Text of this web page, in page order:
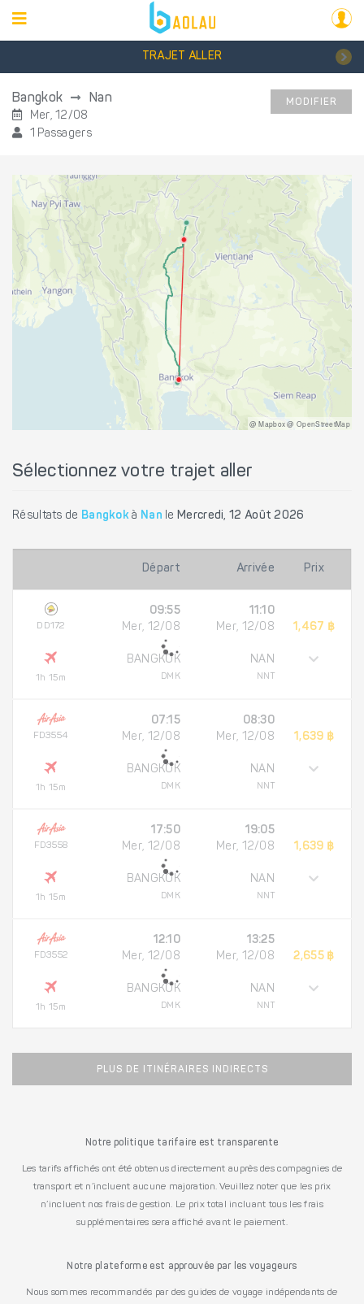
TRAJET ALLER
Bangkok Nan
Mer, 12/08
1 Passagers
MODIFIER
@ Mapbox @ OpenStreetMap
Sélectionnez votre trajet aller
Résultats de Bangkok à Nan le Mercredi, 12 Août 2026
Départ Arrivée Prix
DD172
1h 15m
09:55
Mer, 12/08
BANGKOK
DMK
11:10
Mer, 12/08
NAN
NNT
1,467 ฿
FD3554
1h 15m
07:15
Mer, 12/08
BANGKOK
DMK
08:30
Mer, 12/08
NAN
NNT
1,639 ฿
FD3558
1h 15m
17:50
Mer, 12/08
BANGKOK
DMK
19:05
Mer, 12/08
NAN
NNT
1,639 ฿
FD3552
1h 15m
12:10
Mer, 12/08
BANGKOK
DMK
13:25
Mer, 12/08
NAN
NNT
2,655 ฿
PLUS DE ITINÉRAIRES INDIRECTS
Notre politique tarifaire est transparente
Les tarifs affichés ont été obtenus directement auprès des compagnies de
transport et n’incluent aucune majoration. Veuillez noter que les prix
n’incluent nos frais de gestion. Le prix total incluant tous les frais
supplémentaires sera affiché avant le paiement.
Notre plateforme est approuvée par les voyageurs
Nous sommes recommandés par des guides de voyage indépendants de